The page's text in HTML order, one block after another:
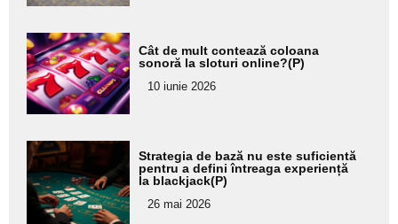
Adaugă
aici textul
pentru
subtitlu
Cât de mult contează coloana
sonoră la sloturi online?(P)
10 iunie 2026
Adaugă
aici textul
pentru
subtitlu
Strategia de bază nu este suficientă
pentru a defini întreaga experiență
la blackjack(P)
26 mai 2026